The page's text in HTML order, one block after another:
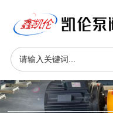
产品展示 product